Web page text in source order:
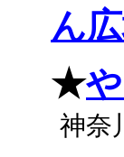
ん
★
神奈